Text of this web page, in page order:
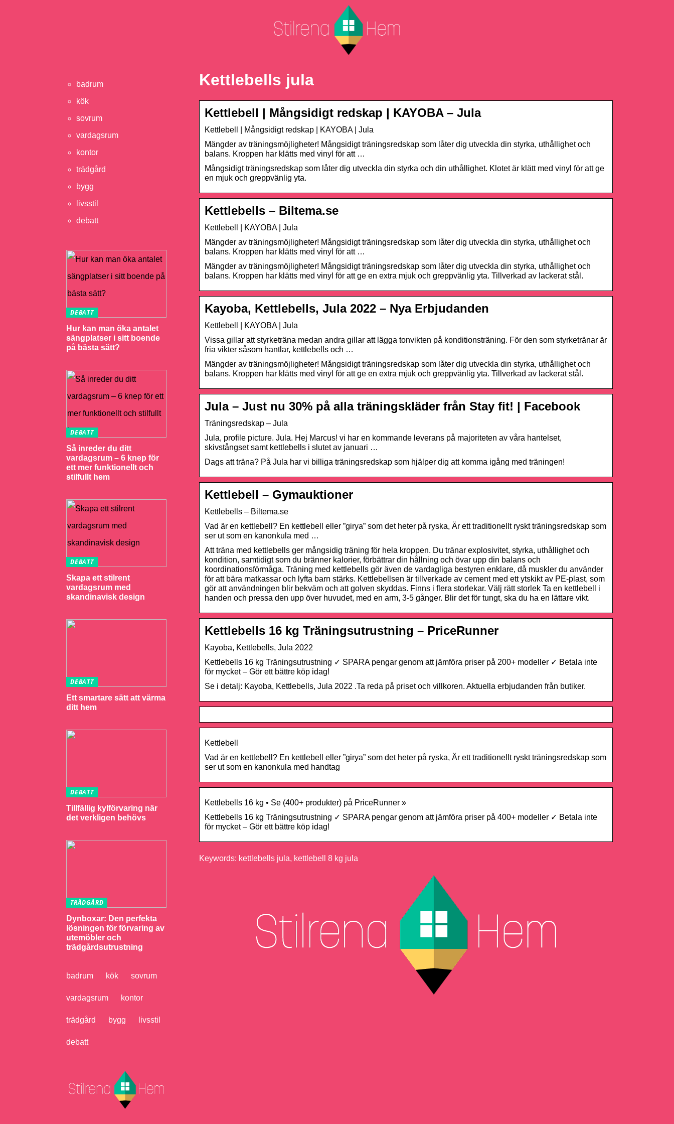
Kettlebells jula
Kettlebell | Mångsidigt redskap | KAYOBA – Jula
Kettlebell | Mångsidigt redskap | KAYOBA | Jula
Mängder av träningsmöjligheter! Mångsidigt träningsredskap som låter dig utveckla din styrka, uthållighet och
balans. Kroppen har klätts med vinyl för att …
Mångsidigt träningsredskap som låter dig utveckla din styrka och din uthållighet. Klotet är klätt med vinyl för att ge
en mjuk och greppvänlig yta.
Kettlebells – Biltema.se
Kettlebell | KAYOBA | Jula
Mängder av träningsmöjligheter! Mångsidigt träningsredskap som låter dig utveckla din styrka, uthållighet och
balans. Kroppen har klätts med vinyl för att …
Mängder av träningsmöjligheter! Mångsidigt träningsredskap som låter dig utveckla din styrka, uthållighet och
balans. Kroppen har klätts med vinyl för att ge en extra mjuk och greppvänlig yta. Tillverkad av lackerat stål.
Kayoba, Kettlebells, Jula 2022 – Nya Erbjudanden
Kettlebell | KAYOBA | Jula
Vissa gillar att styrketräna medan andra gillar att lägga tonvikten på konditionsträning. För den som styrketränar är
fria vikter såsom hantlar, kettlebells och …
Mängder av träningsmöjligheter! Mångsidigt träningsredskap som låter dig utveckla din styrka, uthållighet och
balans. Kroppen har klätts med vinyl för att ge en extra mjuk och greppvänlig yta. Tillverkad av lackerat stål.
Jula – Just nu 30% på alla träningskläder från Stay fit! | Facebook
Träningsredskap – Jula
Jula, profile picture. Jula. Hej Marcus! vi har en kommande leverans på majoriteten av våra hantelset,
skivstångset samt kettlebells i slutet av januari …
Dags att träna? På Jula har vi billiga träningsredskap som hjälper dig att komma igång med träningen!
Kettlebell – Gymauktioner
Kettlebells – Biltema.se
Vad är en kettlebell? En kettlebell eller ”girya” som det heter på ryska, Är ett traditionellt ryskt träningsredskap som
ser ut som en kanonkula med …
Att träna med kettlebells ger mångsidig träning för hela kroppen. Du tränar explosivitet, styrka, uthållighet och
kondition, samtidigt som du bränner kalorier, förbättrar din hållning och övar upp din balans och
koordinationsförmåga. Träning med kettlebells gör även de vardagliga bestyren enklare, då muskler du använder
för att bära matkassar och lyfta barn stärks. Kettlebellsen är tillverkade av cement med ett ytskikt av PE-plast, som
gör att användningen blir bekväm och att golven skyddas. Finns i flera storlekar. Välj rätt storlek Ta en kettlebell i
handen och pressa den upp över huvudet, med en arm, 3-5 gånger. Blir det för tungt, ska du ha en lättare vikt.
Kettlebells 16 kg Träningsutrustning – PriceRunner
Kayoba, Kettlebells, Jula 2022
Kettlebells 16 kg Träningsutrustning ✓ SPARA pengar genom att jämföra priser på 200+ modeller ✓ Betala inte
för mycket – Gör ett bättre köp idag!
Se i detalj: Kayoba, Kettlebells, Jula 2022 .Ta reda på priset och villkoren. Aktuella erbjudanden från butiker.
Kettlebell
Vad är en kettlebell? En kettlebell eller ”girya” som det heter på ryska, Är ett traditionellt ryskt träningsredskap som
ser ut som en kanonkula med handtag
Kettlebells 16 kg • Se (400+ produkter) på PriceRunner »
Kettlebells 16 kg Träningsutrustning ✓ SPARA pengar genom att jämföra priser på 400+ modeller ✓ Betala inte
för mycket – Gör ett bättre köp idag!
Keywords: kettlebells jula, kettlebell 8 kg jula
badrum
kök
sovrum
vardagsrum
kontor
trädgård
bygg
livsstil
debatt
DEBATT
Hur kan man öka antalet
sängplatser i sitt boende
på bästa sätt?
DEBATT
Så inreder du ditt
vardagsrum – 6 knep för
ett mer funktionellt och
stilfullt hem
DEBATT
Skapa ett stilrent
vardagsrum med
skandinavisk design
DEBATT
Ett smartare sätt att värma
ditt hem
DEBATT
Tillfällig kylförvaring när
det verkligen behövs
TRÄDGÅRD
Dynboxar: Den perfekta
lösningen för förvaring av
utemöbler och
trädgårdsutrustning
badrum kök sovrum
vardagsrum kontor
trädgård bygg livsstil
debatt